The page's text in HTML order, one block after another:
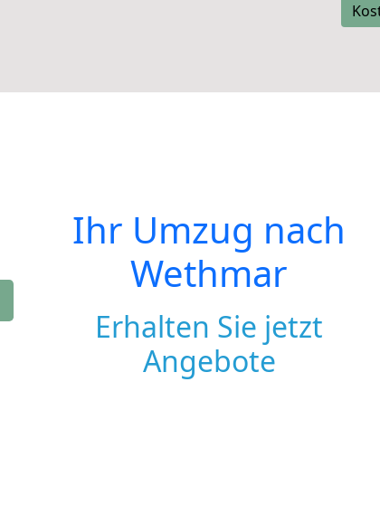
Ihr Umzug nach
Wethmar
Erhalten Sie jetzt
Angebote